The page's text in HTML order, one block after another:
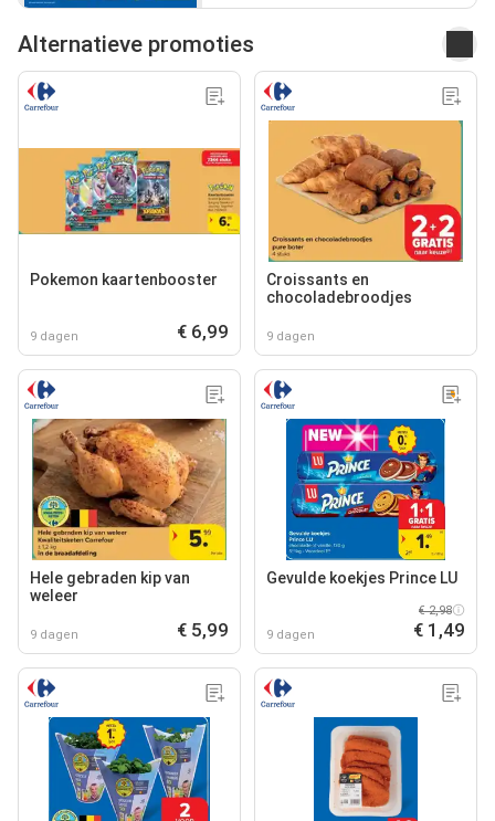
Alternatieve promoties
Pokemon kaartenbooster
9 dagen € 6,99
Croissants en
chocoladebroodjes
9 dagen
Hele gebraden kip van
weleer
9 dagen € 5,99
Gevulde koekjes Prince LU
9 dagen
€ 2,98
€ 1,49